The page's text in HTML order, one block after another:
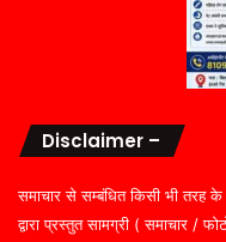
Disclaimer –
समाचार से सम्बंधित किसी भी तरह
द्वारा प्रस्तुत सामग्री ( समाचार /